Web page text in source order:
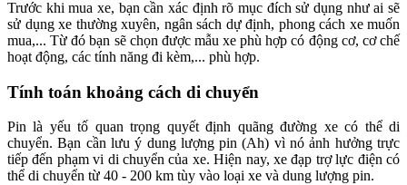
Trước khi mua xe, bạn cần xác định rõ mục đích sử dụng như ai sẽ
sử dụng xe thường xuyên, ngân sách dự định, phong cách xe muốn
mua,... Từ đó bạn sẽ chọn được mẫu xe phù hợp có động cơ, cơ chế
hoạt động, các tính năng đi kèm,... phù hợp.
Tính toán khoảng cách di chuyển
Pin là yếu tố quan trọng quyết định quãng đường xe có thể di
chuyển. Bạn cần lưu ý dung lượng pin (Ah) vì nó ảnh hưởng trực
tiếp đến phạm vi di chuyển của xe. Hiện nay, xe đạp trợ lực điện có
thể di chuyển từ 40 - 200 km tùy vào loại xe và dung lượng pin.